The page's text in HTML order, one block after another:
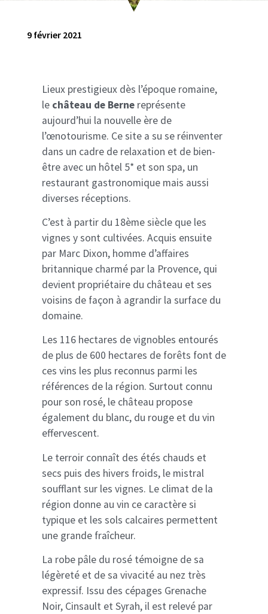
9 février 2021
Lieux prestigieux dès l’époque romaine,
le château de Berne représente
aujourd’hui la nouvelle ère de
l’œnotourisme. Ce site a su se réinventer
dans un cadre de relaxation et de bien-
être avec un hôtel 5* et son spa, un
restaurant gastronomique mais aussi
diverses réceptions.
C’est à partir du 18ème siècle que les
vignes y sont cultivées. Acquis ensuite
par Marc Dixon, homme d’affaires
britannique charmé par la Provence, qui
devient propriétaire du château et ses
voisins de façon à agrandir la surface du
domaine.
Les 116 hectares de vignobles entourés
de plus de 600 hectares de forêts font de
ces vins les plus reconnus parmi les
références de la région. Surtout connu
pour son rosé, le château propose
également du blanc, du rouge et du vin
effervescent.
Le terroir connaît des étés chauds et
secs puis des hivers froids, le mistral
soufflant sur les vignes. Le climat de la
région donne au vin ce caractère si
typique et les sols calcaires permettent
une grande fraîcheur.
La robe pâle du rosé témoigne de sa
légèreté et de sa vivacité au nez très
expressif. Issu des cépages Grenache
Noir, Cinsault et Syrah, il est relevé par